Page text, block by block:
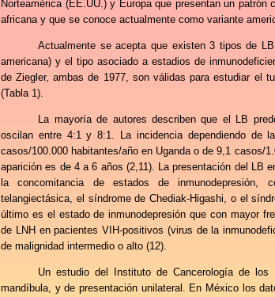
Norteamérica (EE.UU.) y Europa que presentan un
africana y que se conoce actualmente como variante
Actualmente se acepta que existen 3 tipos de
americana) y el tipo asociado a estadios de
de Ziegler, ambas de 1977, son válidas para estudiar el
(Tabla 1).
La mayoría de autores describen que el LB
oscilan entre 4:1 y 8:1. La incidencia dependiendo de
casos/100.000 habitantes/año en Uganda o de 9,1 casos/
aparición es de 4 a 6 años (2,11). La presentación del LB
la concomitancia de estados de
telangiectásica, el síndrome de Chediak-Higashi, o el
último es el estado de inmunodepresión que con mayor
de LNH en pacientes VIH-positivos (virus de la
de malignidad intermedio o alto (12).
Un estudio del Instituto de Cancerología de
mandíbula, y de presentación unilateral. En México los